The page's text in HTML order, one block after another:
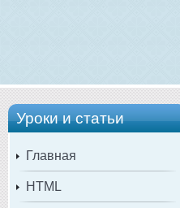
Уроки и статьи
Главная
HTML